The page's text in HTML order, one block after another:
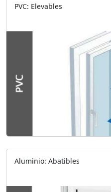
PVC: Elevables
Aluminio: Abatibles